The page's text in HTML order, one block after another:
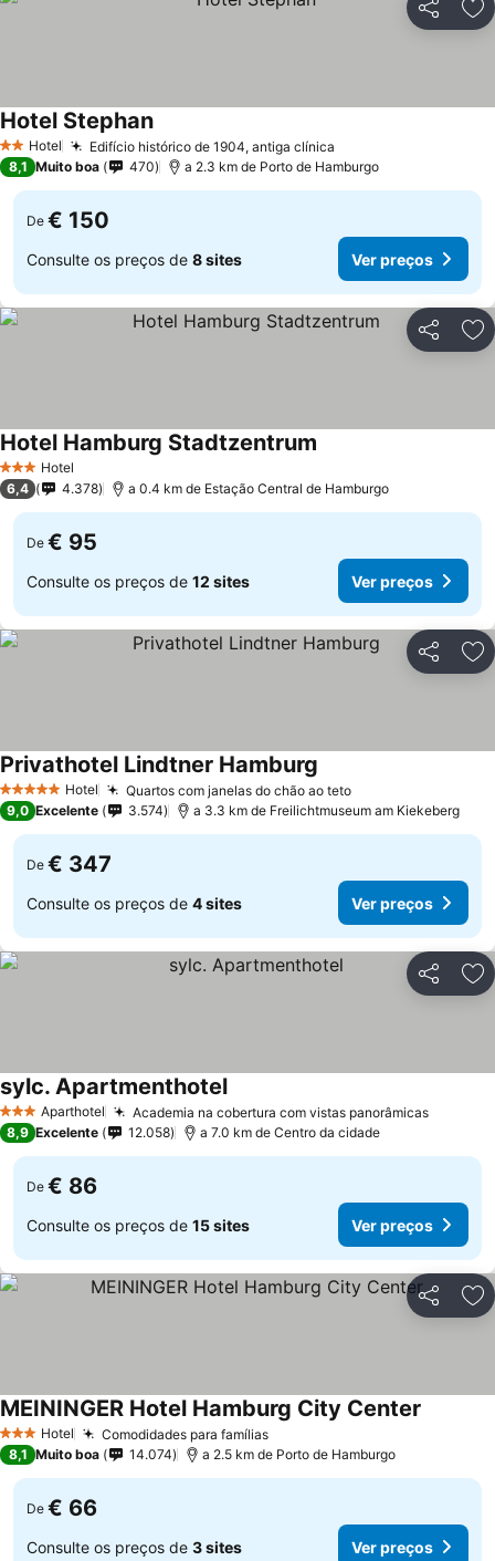
Partilhar
2 Estrelas
Hotel Edifício histórico de 1904, antiga clínica
Hotel StephanVer preços
8,1 Muito boa 470 a 2.3 km de Porto de Hamburgo
De € 150
Consulte os preços de 8 sites Ver preços
Partilhar
3 EstrelasHotel
Hotel Hamburg Stadtzentrum
6,4 4.378 a 0.4 km de Estação Central de Hamburgo
De € 95
Consulte os preços de 12 sites Ver preços
Partilhar
5 Estrelas Hotel Quartos com janelas do chão ao tetoVer preços
Privathotel Lindtner Hamburg
9,0 Excelente 3.574 a 3.3 km de Freilichtmuseum am Kiekeberg
De € 347
Consulte os preços de 4 sites Ver preços
Partilhar
3 EstrelasAparthotel Academia na cobertura com vistas panorâmicasVer
sylc. ApartmenthotelVer preços
8,9 Excelente 12.058 a 7.0 km de Centro da cidade
De € 86
Consulte os preços de 15 sites Ver preços
Partilhar
3 EstrelasHotel Comodidades para famíliasVer preços
MEININGER Hotel Hamburg City Center
8,1 Muito boa 14.074 a 2.5 km de Porto de Hamburgo
De € 66
Consulte os preços de 3 sites Ver preços